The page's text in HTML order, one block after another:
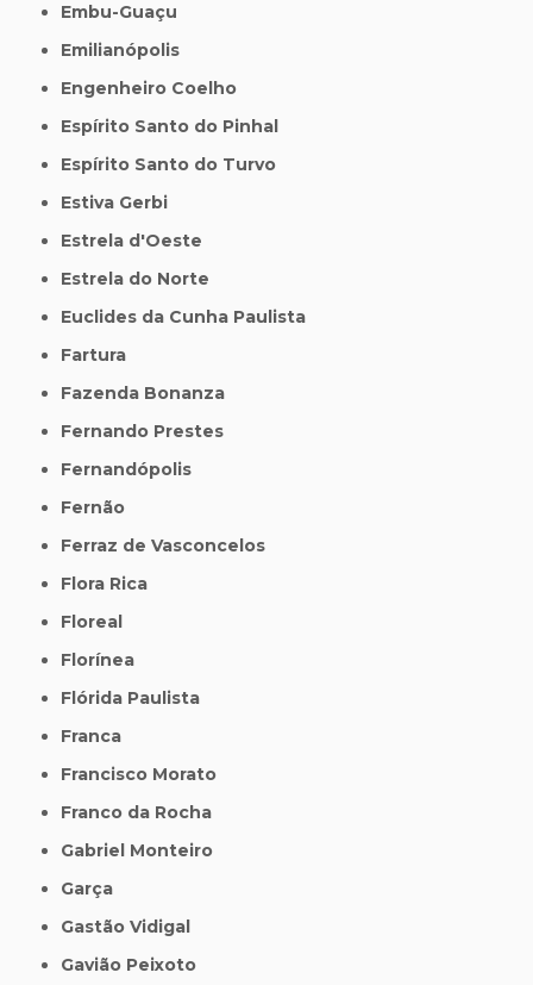
Embu-Guaçu
Emilianópolis
Engenheiro Coelho
Espírito Santo do Pinhal
Espírito Santo do Turvo
Estiva Gerbi
Estrela d'Oeste
Estrela do Norte
Euclides da Cunha Paulista
Fartura
Fazenda Bonanza
Fernando Prestes
Fernandópolis
Fernão
Ferraz de Vasconcelos
Flora Rica
Floreal
Florínea
Flórida Paulista
Franca
Francisco Morato
Franco da Rocha
Gabriel Monteiro
Garça
Gastão Vidigal
Gavião Peixoto